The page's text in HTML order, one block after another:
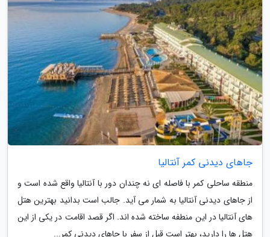
جاهای دیدنی کمر آنتالیا
منطقه ساحلی کمر با فاصله ای نه چندان دور با آنتالیا واقع شده است و
از جاهای دیدنی آنتالیا به شمار می آید. جالب است بدانید بهترین هتل
های آنتالیا در این منطفه ساخته شده اند. اگر قصد اقامت در یکی از این
هتل ها را دارید، بهتر است قبل از سفر با جاهای دیدنی کمر...